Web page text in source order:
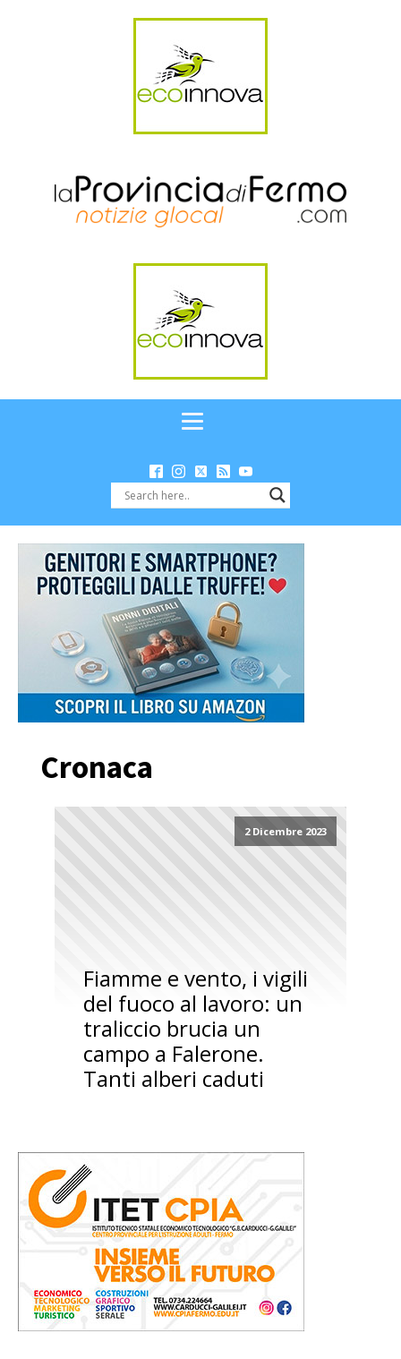
Cronaca
2 Dicembre 2023
Fiamme e vento, i vigili
del fuoco al lavoro: un
traliccio brucia un
campo a Falerone.
Tanti alberi caduti